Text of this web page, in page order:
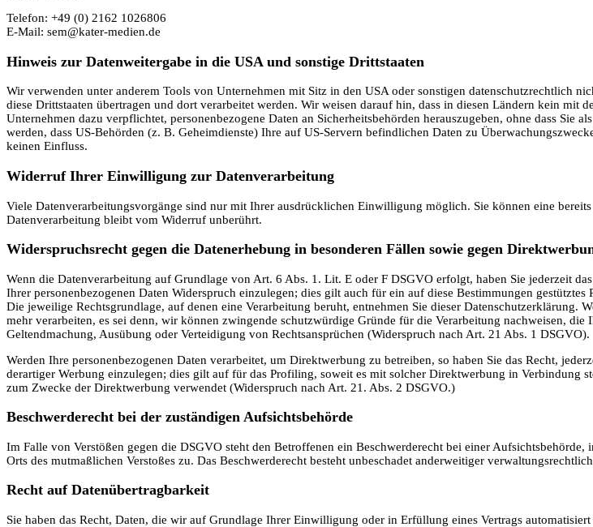
Telefon: +49 (0) 2162 1026806
E-Mail: sem@kater-medien.de
Hinweis zur Datenweitergabe in die USA und sonstige Drittstaaten
Wir verwenden unter anderem Tools von Unternehmen mit Sitz in den USA oder sonstigen datenschutzrechtlich
diese Drittstaaten übertragen und dort verarbeitet werden. Wir weisen darauf hin, dass in diesen Ländern kein mit
Unternehmen dazu verpflichtet, personenbezogene Daten an Sicherheitsbehörden herauszugeben, ohne dass Sie
werden, dass US-Behörden (z. B. Geheimdienste) Ihre auf US-Servern befindlichen Daten zu
keinen Einfluss.
Widerruf Ihrer Einwilligung zur Datenverarbeitung
Viele Datenverarbeitungsvorgänge sind nur mit Ihrer ausdrücklichen Einwilligung möglich. Sie können eine
Datenverarbeitung bleibt vom Widerruf unberührt.
Widerspruchsrecht gegen die Datenerhebung in besonderen Fällen sowie gegen
Wenn die Datenverarbeitung auf Grundlage von Art. 6 Abs. 1. Lit. E oder F DSGVO erfolgt, haben Sie jederzeit
Ihrer personenbezogenen Daten Widerspruch einzulegen; dies gilt auch für ein auf diese Bestimmungen gestütztes
Die jeweilige Rechtsgrundlage, auf denen eine Verarbeitung beruht, entnehmen Sie dieser
mehr verarbeiten, es sei denn, wir können zwingende schutzwürdige Gründe für die Verarbeitung nachweisen,
Geltendmachung, Ausübung oder Verteidigung von Rechtsansprüchen (Widerspruch nach Art. 21 Abs. 1 DSGVO).
Werden Ihre personenbezogenen Daten verarbeitet, um Direktwerbung zu betreiben, so haben Sie das Recht,
derartiger Werbung einzulegen; dies gilt auf für das Profiling, soweit es mit solcher Direktwerbung in Verbindung
zum Zwecke der Direktwerbung verwendet (Widerspruch nach Art. 21. Abs. 2 DSGVO.)
Beschwerde­recht bei der zuständigen Aufsichts­behörde
Im Falle von Verstößen gegen die DSGVO steht den Betroffenen ein Beschwerderecht bei einer
Orts des mutmaßlichen Verstoßes zu. Das Beschwerderecht besteht unbeschadet anderweitiger
Recht auf Daten­übertrag­barkeit
Sie haben das Recht, Daten, die wir auf Grundlage Ihrer Einwilligung oder in Erfüllung eines Vertrags